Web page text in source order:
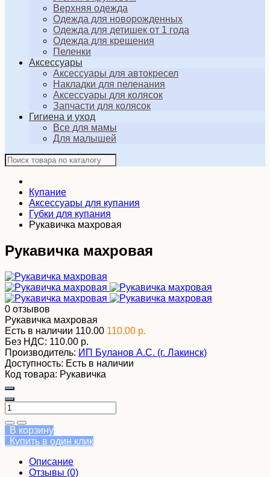
Верхняя одежда
Одежда для новорожденных
Одежда для детишек от 1 года
Одежда для крещения
Пеленки
Аксессуары
Аксессуары для автокресел
Накладки для пеленания
Аксессуары для колясок
Запчасти для колясок
Гигиена и уход
Все для мамы
Для малышей
Купание
Аксессуары для купания
Губки для купания
Рукавичка махровая
Рукавичка махровая
0 отзывов
Рукавичка махровая
Есть в наличии 110.00 110.00 р.
Без НДС: 110.00 р.
Производитель: ИП Буланов А.С. (г. Лакинск)
Доступность: Есть в наличии
Код товара: Рукавичка
В корзину
Купить в один клик
Описание
Отзывы (0)